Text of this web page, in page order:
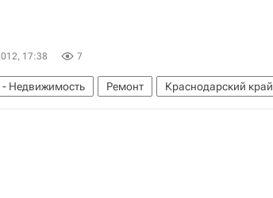
17:38 7
- Недвижимость Ремонт Краснодарский край